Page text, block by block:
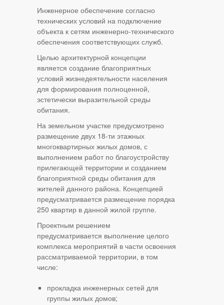
Инженерное обеспечение согласно
технических условий на подключение
объекта к сетям инженерно-технического
обеспечения соответствующих служб.
Целью архитектурной концепции
является создание благоприятных
условий жизнедеятельности населения
для формирования полноценной,
эстетически выразительной среды
обитания.
На земельном участке предусмотрено
размещение двух 18-ти этажных
многоквартирных жилых домов, с
выполнением работ по благоустройству
прилегающей территории и созданием
благоприятной среды обитания для
жителей данного района. Концепцией
предусматривается размещение порядка
250 квартир в данной жилой группе.
Проектным решением
предусматривается выполнение целого
комплекса мероприятий в части освоения
рассматриваемой территории, в том
числе:
прокладка инженерных сетей для
группы жилых домов;